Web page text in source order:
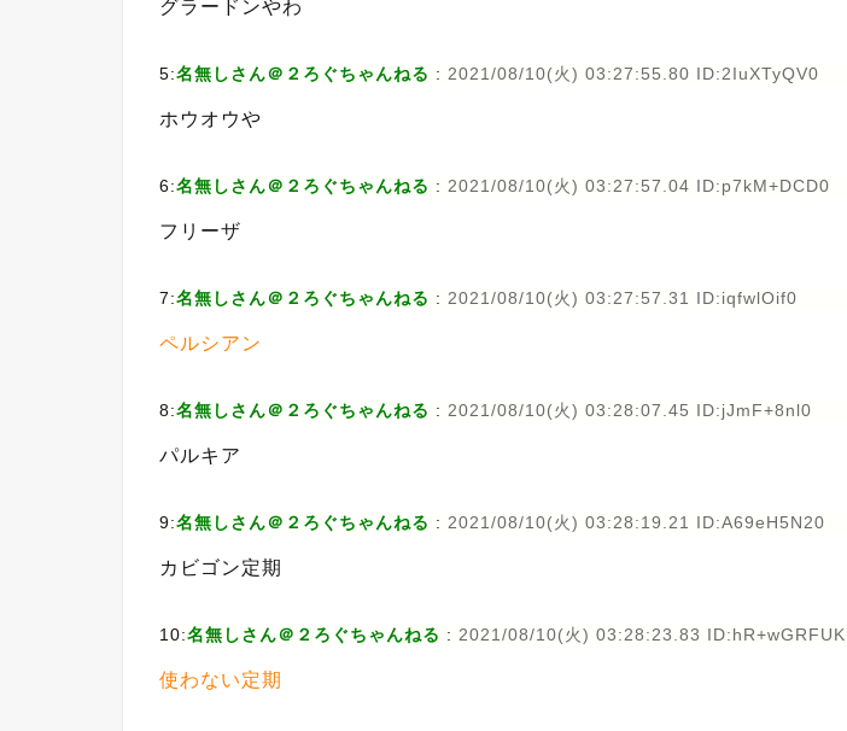
グラードンやわ
5:名無しさん＠２ろぐちゃんねる : 2021/08/10(火) 03:27:55.80 ID:2IuXTyQV0
ホウオウや
6:名無しさん＠２ろぐちゃんねる : 2021/08/10(火) 03:27:57.04 ID:p7kM+DCD0
フリーザ
7:名無しさん＠２ろぐちゃんねる : 2021/08/10(火) 03:27:57.31 ID:iqfwlOif0
ペルシアン
8:名無しさん＠２ろぐちゃんねる : 2021/08/10(火) 03:28:07.45 ID:jJmF+8nl0
パルキア
9:名無しさん＠２ろぐちゃんねる : 2021/08/10(火) 03:28:19.21 ID:A69eH5N20
カビゴン定期
10:名無しさん＠２ろぐちゃんねる : 2021/08/10(火) 03:28:23.83 ID:hR+wGRFUK
使わない定期